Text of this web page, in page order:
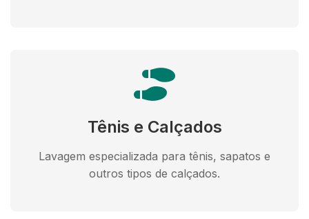
Tênis e Calçados
Lavagem especializada para tênis, sapatos e
outros tipos de calçados.